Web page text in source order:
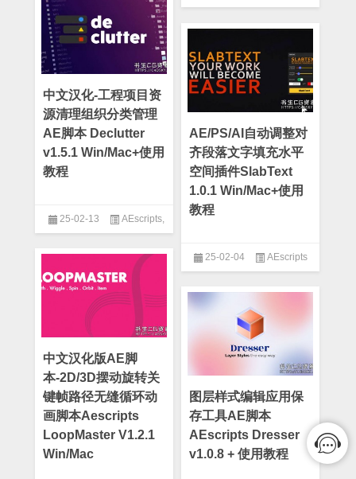
中文汉化-工程项目资
源清理组织分类管理
AE脚本 Declutter
v1.5.1 Win/Mac+使用
教程
25-02-13 AEscripts,
AE/PS/AI自动调整对
齐段落文字填充水平
空间插件SlabText
1.0.1 Win/Mac+使用
教程
25-02-04 AEscripts
中文汉化版AE脚
本-2D/3D摆动旋转关
键帧路径无缝循环动
画脚本Aescripts
LoopMaster V1.2.1
Win/Mac
图层样式编辑应用保
存工具AE脚本
AEscripts Dresser
v1.0.8 + 使用教程